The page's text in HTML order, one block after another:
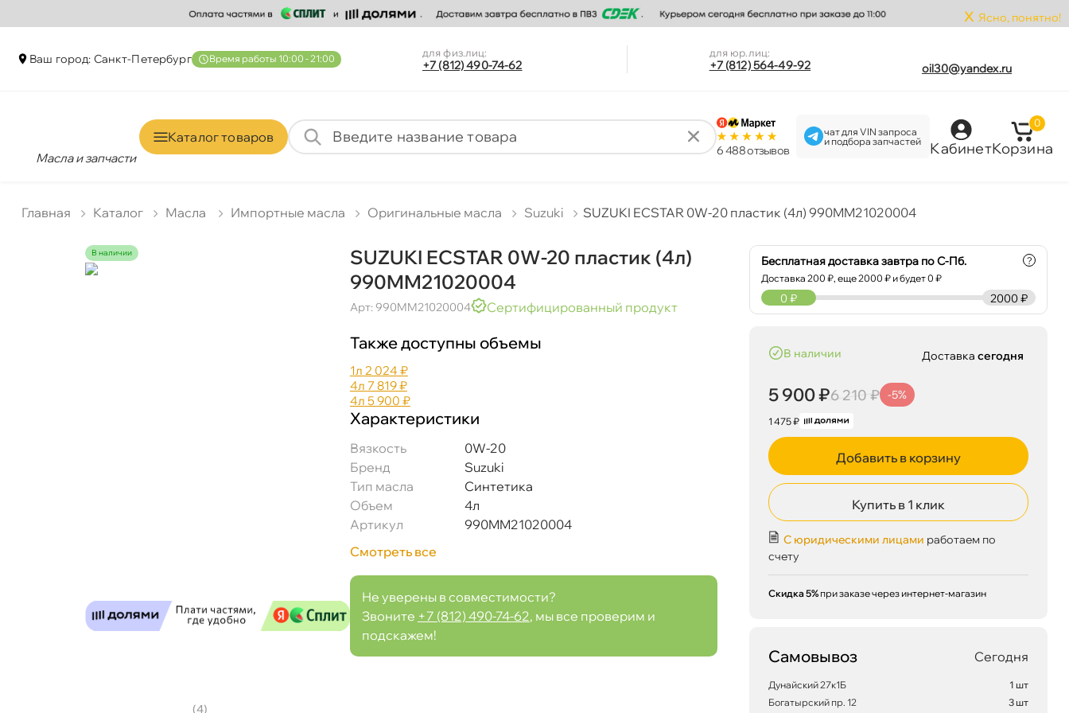
x Ясно, понятно!
аш город: Санкт-Петербур ремя работы 10:00 - 21:00 для физ.лиц:
+7 (812) 490-74-62
для юр.лиц:
+7 (812) 564-49-92 oil30@yandex.ru
Масла и запчасти
Каталог товаро
6 488 отзыво
чат для VIN запроса
и подбора запчастей
Кабинет
0
Корзина
Главная Катало Масла Импортные масла Оригинальные масла Suzuki SUZUKI ECSTAR 0W-20 пластик (4л) 990MM21020004
наличии
SUZUKI ECSTAR 0W-20 пластик (4л)
990MM21020004
Арт: 990MM21020004 Сертифицированный продукт
Также доступны объемы
1л 2 024 ₽
4л 7 819 ₽
4л 5 900 ₽
Характеристики
язкость
0W-20
Бренд
Suzuki
Тип масла
Синтетика
Объем
4л
Артикул
990MM21020004
Смотреть все
Не уверены в совместимости?
Звоните +7 (812) 490-74-62, мы все проверим и
подскажем!
(4)
Бесплатная доставка завтра по С-Пб.
Доставка200 ₽, еще2000 ₽ и будет 0 ₽
?
2000 ₽
0 ₽
наличии
5 900 ₽6 210 ₽ -5%
1 475 ₽
Доставкасегодня
Добавить в корзину
Купить в 1 клик
С юридическими лицами работаем по
счету
Скидка 5% при заказе через интернет-магазин
Самовывоз Сегодня
Дунайский 27к1Б
1 шт
Богатырский пр. 12
3 шт